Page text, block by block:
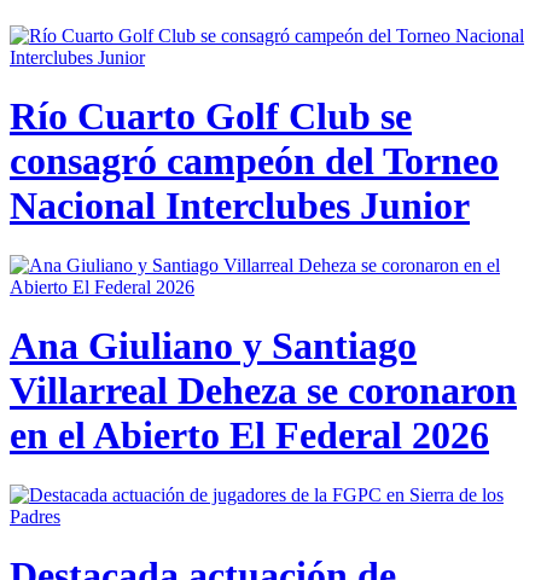
Río Cuarto Golf Club se
consagró campeón del Torneo
Nacional Interclubes Junior
Ana Giuliano y Santiago
Villarreal Deheza se coronaron
en el Abierto El Federal 2026